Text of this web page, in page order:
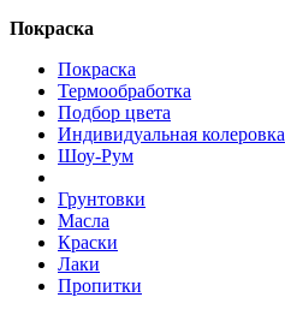
Покраска
Покраска
Термообработка
Подбор цвета
Индивидуальная колеровка
Шоу-Рум
Грунтовки
Масла
Краски
Лаки
Пропитки